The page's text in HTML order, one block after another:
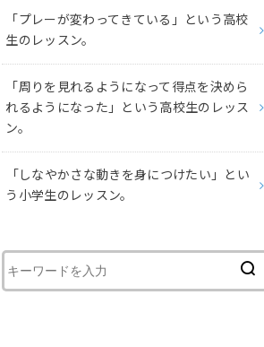
「プレーが変わってきている」という高校
生のレッスン。
「周りを見れるようになって得点を決めら
れるようになった」という高校生のレッス
ン。
⁡「しなやかさな動きを身につけたい」とい
う小学生のレッスン。